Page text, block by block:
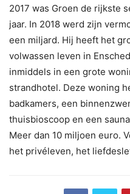
2017 was Groen de rijkste
jaar. In 2018 werd zijn
een miljard. Hij heeft het
volwassen leven in
inmiddels in een grote
strandhotel. Deze woning
badkamers, een
thuisbioscoop en een
Meer dan 10 miljoen euro.
het privéleven, het